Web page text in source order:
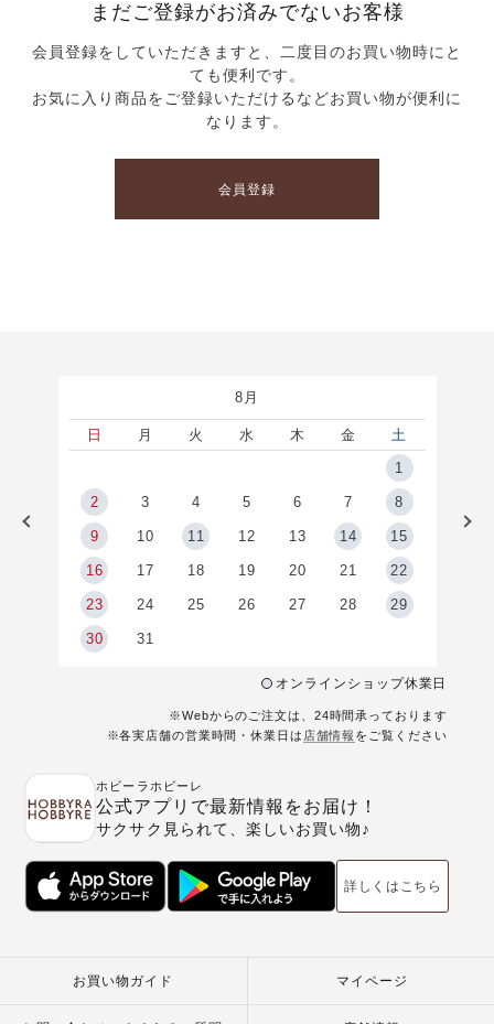
まだご登録がお済みでないお客様
会員登録をしていただきますと、二度目のお買い物時にと
ても便利です。
お気に入り商品をご登録いただけるなどお買い物が便利に
なります。
会員登録
8月
日 月 火 水 木 金
土
1
2 3 4 5 6 7 8
9 10 11 12 13 14 15
16 17 18 19 20 21 22
23 24 25 26 27 28 29
30 31
オンラインショップ休業日
※Webからのご注文は、24時間承っております
※各実店舗の営業時間・休業日は 店舗情報 をご覧ください
ホビーラホビーレ
公式アプリで最新情報をお届け！
サクサク見られて、楽しいお買い物♪
詳しくはこちら
お買い物ガイド マイページ